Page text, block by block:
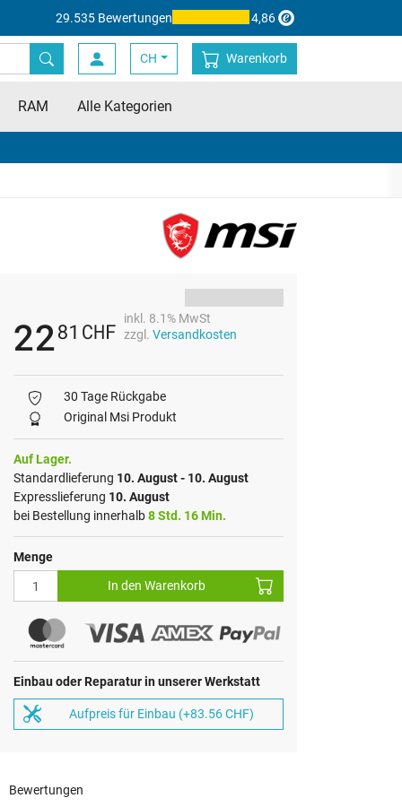
29.535 Bewertungen 4,86
CH Warenkorb
RAM Alle Kategorien
2281 CHF
inkl. 8.1% MwSt
zzgl. Versandkosten
30 Tage Rückgabe
Original Msi Produkt
Auf Lager.
Standardlieferung 10. August - 10. August
Expresslieferung 10. August
bei Bestellung innerhalb8 Std. 16 Min.
Menge
In den Warenkorb
Einbau oder Reparatur in unserer Werkstatt
Aufpreis für Einbau (+83.56 CHF)
Bewertungen